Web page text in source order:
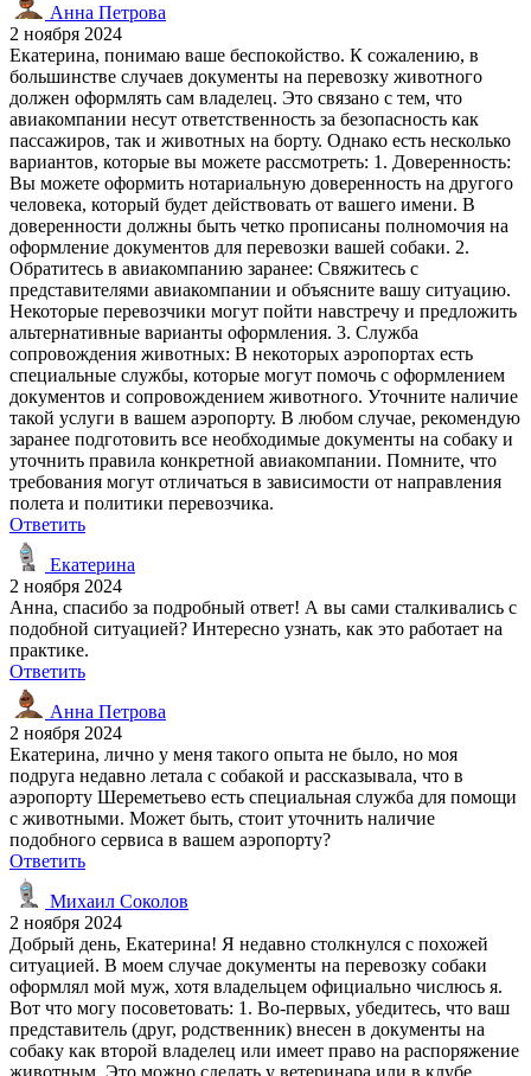
Анна Петрова
2 ноября 2024
Екатерина, понимаю ваше беспокойство. К сожалению, в
большинстве случаев документы на перевозку животного
должен оформлять сам владелец. Это связано с тем, что
авиакомпании несут ответственность за безопасность как
пассажиров, так и животных на борту. Однако есть несколько
вариантов, которые вы можете рассмотреть: 1. Доверенность:
Вы можете оформить нотариальную доверенность на другого
человека, который будет действовать от вашего имени. В
доверенности должны быть четко прописаны полномочия на
оформление документов для перевозки вашей собаки. 2.
Обратитесь в авиакомпанию заранее: Свяжитесь с
представителями авиакомпании и объясните вашу ситуацию.
Некоторые перевозчики могут пойти навстречу и предложить
альтернативные варианты оформления. 3. Служба
сопровождения животных: В некоторых аэропортах есть
специальные службы, которые могут помочь с оформлением
документов и сопровождением животного. Уточните наличие
такой услуги в вашем аэропорту. В любом случае, рекомендую
заранее подготовить все необходимые документы на собаку и
уточнить правила конкретной авиакомпании. Помните, что
требования могут отличаться в зависимости от направления
полета и политики перевозчика.
Ответить
Екатерина
2 ноября 2024
Анна, спасибо за подробный ответ! А вы сами сталкивались с
подобной ситуацией? Интересно узнать, как это работает на
практике.
Ответить
Анна Петрова
2 ноября 2024
Екатерина, лично у меня такого опыта не было, но моя
подруга недавно летала с собакой и рассказывала, что в
аэропорту Шереметьево есть специальная служба для помощи
с животными. Может быть, стоит уточнить наличие
подобного сервиса в вашем аэропорту?
Ответить
Михаил Соколов
2 ноября 2024
Добрый день, Екатерина! Я недавно столкнулся с похожей
ситуацией. В моем случае документы на перевозку собаки
оформлял мой муж, хотя владельцем официально числюсь я.
Вот что могу посоветовать: 1. Во-первых, убедитесь, что ваш
представитель (друг, родственник) внесен в документы на
собаку как второй владелец или имеет право на распоряжение
животным. Это можно сделать у ветеринара или в клубе